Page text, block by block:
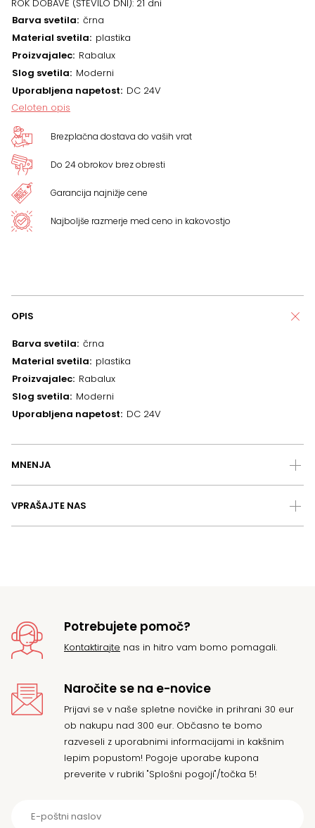
ROK DOBAVE (ŠTEVILO DNI): 21 dni
Barva svetila črna
Material svetila plastika
Proizvajalec Rabalux
Slog svetila Moderni
Uporabljena napetost DC 24V
Celoten opis
Brezplačna dostava do vaših vrat
Do 24 obrokov brez obresti
Garancija najnižje cene
Najboljše razmerje med ceno in kakovostjo
OPIS
Barva svetila črna
Material svetila plastika
Proizvajalec Rabalux
Slog svetila Moderni
Uporabljena napetost DC 24V
MNENJA
VPRAŠAJTE NAS
Potrebujete pomoč?
Kontaktirajte nas in hitro vam bomo pomagali.
Naročite se na e-novice
Prijavi se v naše spletne novičke in prihrani 30 eur
ob nakupu nad 300 eur. Občasno te bomo
razveseli z uporabnimi informacijami in kakšnim
lepim popustom! Pogoje uporabe kupona
preverite v rubriki "Splošni pogoji"/točka 5!